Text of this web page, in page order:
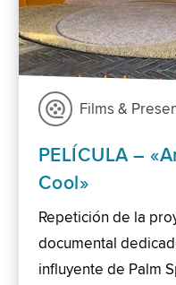
Films &
PELÍCULA –
Cool»
Repetición de la
documental
influyente de Palm